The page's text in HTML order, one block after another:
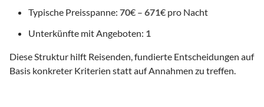
Typische Preisspanne: 70€ – 671€ pro Nacht
Unterkünfte mit Angeboten: 1
Diese Struktur hilft Reisenden, fundierte Entscheidungen auf
Basis konkreter Kriterien statt auf Annahmen zu treffen.